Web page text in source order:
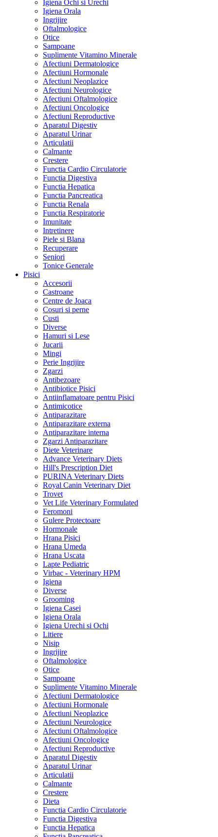
Igiena Ochi si Urechi
Igiena Orala
Ingrijire
Oftalmologice
Otice
Sampoane
Suplimente Vitamino Minerale
Afectiuni Dermatologice
Afectiuni Hormonale
Afectiuni Neoplazice
Afectiuni Neurologice
Afectiuni Oftalmologice
Afectiuni Oncologice
Afectiuni Reproductive
Aparatul Digestiv
Aparatul Urinar
Articulatii
Calmante
Crestere
Functia Cardio Circulatorie
Functia Digestiva
Functia Hepatica
Functia Pancreatica
Functia Renala
Functia Respiratorie
Imunitate
Intretinere
Piele si Blana
Recuperare
Seniori
Tonice Generale
Pisici
Accesorii
Castroane
Centre de Joaca
Cosuri si perne
Custi
Diverse
Hamuri si Lese
Jucarii
Mingi
Perie Ingrijire
Zgarzi
Antibezoare
Antibiotice Pisici
Antiinflamatoare pentru Pisici
Antimicotice
Antiparazitare
Antiparazitare externa
Antiparazitare interna
Zgarzi Antiparazitare
Diete Veterinare
Advance Veterinary Diets
Hill's Prescription Diet
PURINA Veterinary Diets
Royal Canin Veterinary Diet
Trovet
Vet Life Veterinary Formulated
Feromoni
Gulere Protectoare
Hormonale
Hrana Pisici
Hrana Umeda
Hrana Uscata
Lapte Pediatric
Virbac - Veterinary HPM
Igiena
Diverse
Grooming
Igiena Casei
Igiena Orala
Igiena Urechi si Ochi
Litiere
Nisip
Ingrijire
Oftalmologice
Otice
Sampoane
Suplimente Vitamino Minerale
Afectiuni Dermatologice
Afectiuni Hormonale
Afectiuni Neoplazice
Afectiuni Neurologice
Afectiuni Oftalmologice
Afectiuni Oncologice
Afectiuni Reproductive
Aparatul Digestiv
Aparatul Urinar
Articulatii
Calmante
Crestere
Dieta
Functia Cardio Circulatorie
Functia Digestiva
Functia Hepatica